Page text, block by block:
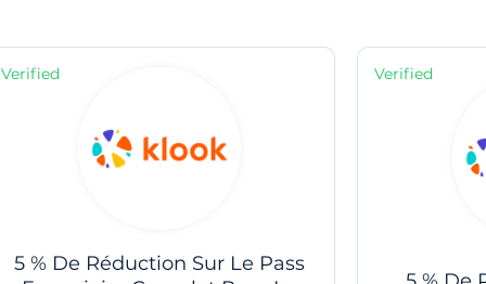
Verified
5 % De Réduction Sur Le Pass
Verified